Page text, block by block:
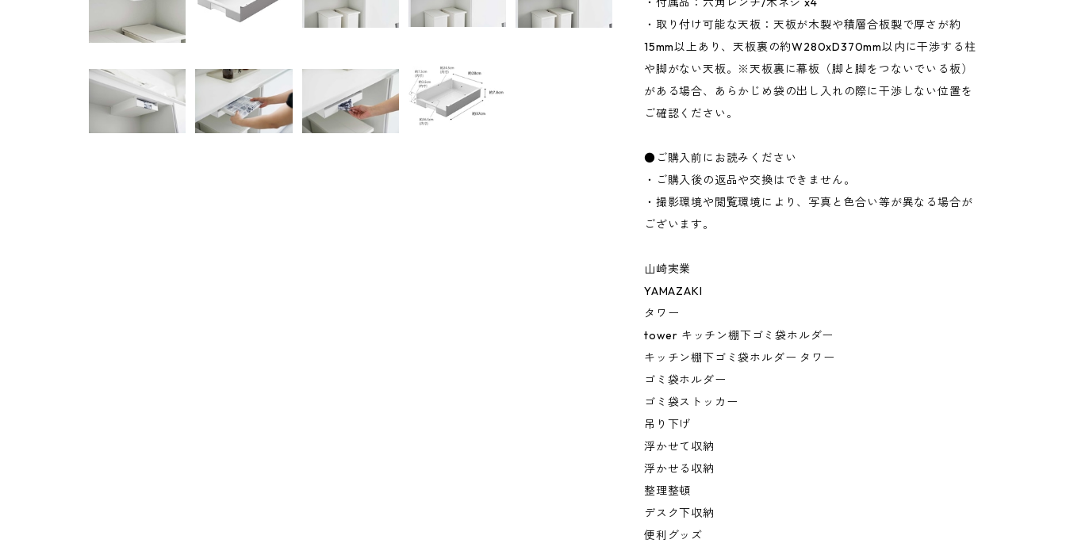
・取り付け可能な天板：天板が木製や積層合板製で厚さが約
15mm以上あり、天板裏の約W280xD370mm以内に干渉する柱
や脚がない天板。※天板裏に幕板（脚と脚をつないでいる板）
がある場合、あらかじめ袋の出し入れの際に干渉しない位置を
ご確認ください。
●ご購入前にお読みください
・ご購入後の返品や交換はできません。
・撮影環境や閲覧環境により、写真と色合い等が異なる場合が
ございます。
山崎実業
YAMAZAKI
タワー
tower キッチン棚下ゴミ袋ホルダー
キッチン棚下ゴミ袋ホルダー タワー
ゴミ袋ホルダー
ゴミ袋ストッカー
吊り下げ
浮かせて収納
浮かせる収納
整理整頓
デスク下収納
便利グッズ